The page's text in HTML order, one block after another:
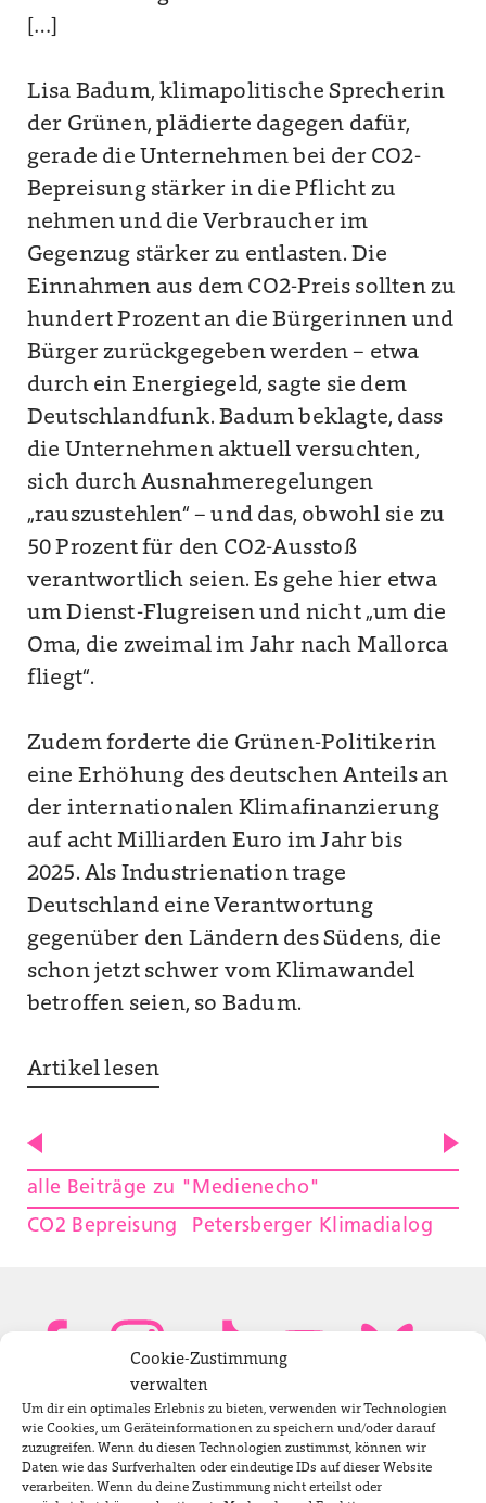
Cookie-Zustimmung
verwalten
Um dir ein optimales Erlebnis zu bieten, verwenden wir Technologien
wie Cookies, um Geräteinformationen zu speichern und/oder darauf
zuzugreifen. Wenn du diesen Technologien zustimmst, können wir
Daten wie das Surfverhalten oder eindeutige IDs auf dieser Website
verarbeiten. Wenn du deine Zustimmung nicht erteilst oder
[…]
Lisa Badum, klimapolitische Sprecherin
der Grünen, plädierte dagegen dafür,
gerade die Unternehmen bei der CO2-
Bepreisung stärker in die Pflicht zu
nehmen und die Verbraucher im
Gegenzug stärker zu entlasten. Die
Einnahmen aus dem CO2-Preis sollten zu
hundert Prozent an die Bürgerinnen und
Bürger zurückgegeben werden – etwa
durch ein Energiegeld, sagte sie dem
Deutschlandfunk. Badum beklagte, dass
die Unternehmen aktuell versuchten,
sich durch Ausnahmeregelungen
„rauszustehlen“ – und das, obwohl sie zu
50 Prozent für den CO2-Ausstoß
verantwortlich seien. Es gehe hier etwa
um Dienst-Flugreisen und nicht „um die
Oma, die zweimal im Jahr nach Mallorca
fliegt“.
Zudem forderte die Grünen-Politikerin
eine Erhöhung des deutschen Anteils an
der internationalen Klimafinanzierung
auf acht Milliarden Euro im Jahr bis
2025. Als Industrienation trage
Deutschland eine Verantwortung
gegenüber den Ländern des Südens, die
schon jetzt schwer vom Klimawandel
betroffen seien, so Badum.
Artikel lesen
alle Beiträge zu "Medienecho"
CO2 Bepreisung
Petersberger Klimadialog
Bundestagsabgeordnete